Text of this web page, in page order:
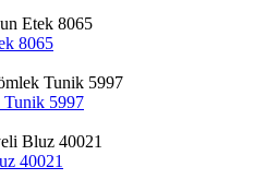
8065
Tunik 5997
40021